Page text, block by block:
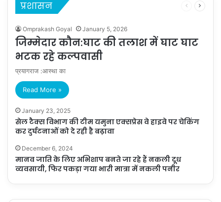
प्रशासन
Previous
Next
Omprakash Goyal
January 5, 2026
जिम्मेदार कौन:घाट की तलाश में घाट घाट
भटक रहे कल्पवासी
प्रयागराज :आस्था का
Read More »
January 23, 2025
सेल टैक्स विभाग की टीम यमुना एक्सप्रेस वे हाइवे पर चेकिंग
कर दुर्घटनाओं को दे रही है बढ़ावा
December 6, 2024
मानव जाति के लिए अभिशाप बनते जा रहे हैं नकली दूध
व्यवसायी, फिर पकड़ा गया भारी मात्रा में नकली पनीर